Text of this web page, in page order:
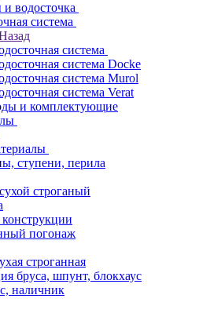
водосточка
система
система
система Docke
система Murol
система Verat
и комплектующие
ступени, перила
строганый
погонаж
строганная
бруса, шпунт, блокхаус
наличник